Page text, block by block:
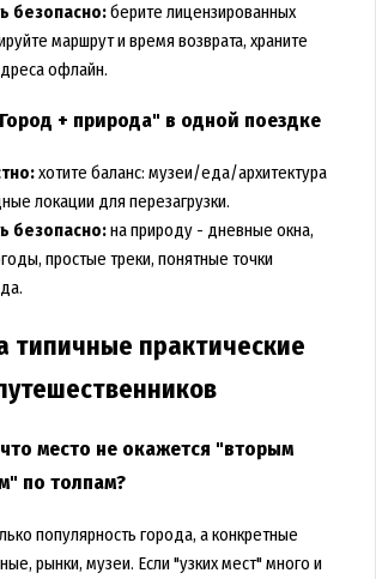
безопасно:берите лицензированных
маршрут и время возврата, храните
офлайн.
+ природа" в одной поездке
хотите баланс: музеи/еда/архитектура
локации для перезагрузки.
безопасно:на природу - дневные окна,
простые треки, понятные точки
типичные практические
место не окажется "вторым
по толпам?
популярность города, а конкретные
рынки, музеи. Если "узких мест" много и